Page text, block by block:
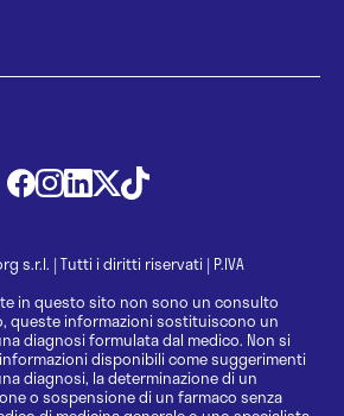
s.r.l. | Tutti i diritti riservati | P.IVA
in questo sito non sono un consulto
queste informazioni sostituiscono un
diagnosi formulata dal medico. Non si
disponibili come suggerimenti
diagnosi, la determinazione di un
o sospensione di un farmaco senza